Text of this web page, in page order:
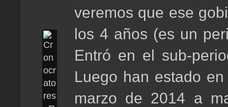
veremos que ese
los 4 años (es un
Entró en el sub-
Luego han estado
marzo de 2014 a